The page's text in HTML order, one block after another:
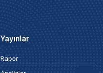
Yayınlar
Rapor